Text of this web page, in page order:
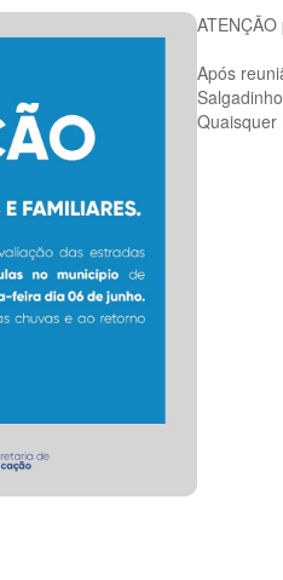
Após
Quaisquer